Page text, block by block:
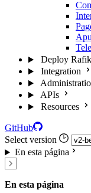
Deploy
Integration
APIs
Resources
GitHub
Select version
En esta página
En esta página